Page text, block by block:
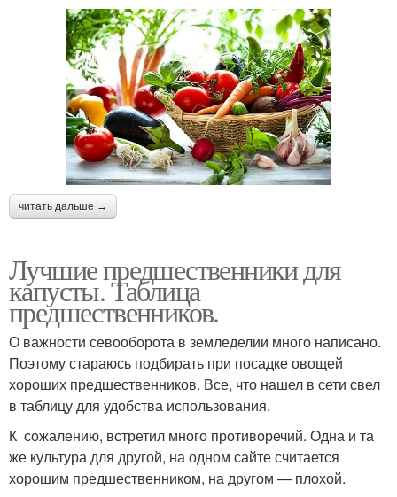
читать дальше →
Лучшие предшественники для
капусты. Таблица
предшественников.
О важности севооборота в земледелии много написано.
Поэтому стараюсь подбирать при посадке овощей
хороших предшественников. Все, что нашел в сети свел
в таблицу для удобства использования.
К сожалению, встретил много противоречий. Одна и та
же культура для другой, на одном сайте считается
хорошим предшественником, на другом — плохой.